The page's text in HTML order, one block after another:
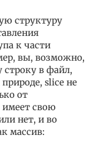
структуру
к части
вы, возможно,
строку в файл,
slice не
от
свою
нет, и во
массив: